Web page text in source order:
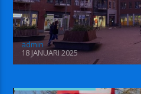
admin
18 JANUARI 2025